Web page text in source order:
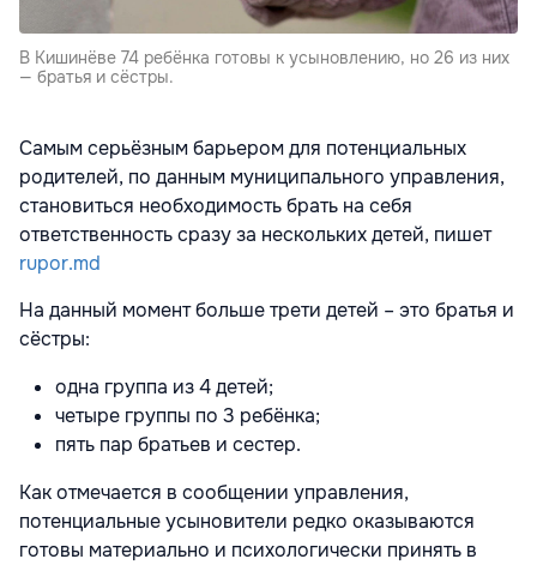
В Кишинёве 74 ребёнка готовы к усыновлению, но 26 из них
— братья и сёстры.
Самым серьёзным барьером для потенциальных
родителей, по данным муниципального управления,
становиться необходимость брать на себя
ответственность сразу за нескольких детей, пишет
rupor.md
На данный момент больше трети детей – это братья и
сёстры:
одна группа из 4 детей;
четыре группы по 3 ребёнка;
пять пар братьев и сестер.
Как отмечается в сообщении управления,
потенциальные усыновители редко оказываются
готовы материально и психологически принять в